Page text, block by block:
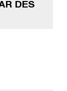
DES